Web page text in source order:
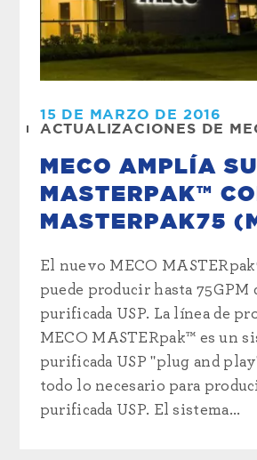
15 DE MARZO DE 2016
ACTUALIZACIONES DE
MECO AMPLÍA
MASTERPAK™
MASTERPAK75
El nuevo MECO
puede producir hasta 75GPM
purificada USP. La línea de
MECO MASTERpak™ es un
purificada USP "plug and
todo lo necesario para
purificada USP. El sistema...